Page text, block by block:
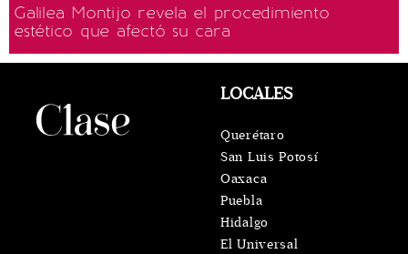
Galilea Montijo revela el procedimiento
estético que afectó su cara
LOCALES
Querétaro
San Luis Potosí
Oaxaca
Puebla
Hidalgo
El Universal